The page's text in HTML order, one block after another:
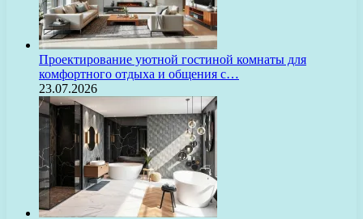
Проектирование уютной гостиной комнаты для
комфортного отдыха и общения с…
23.07.2026